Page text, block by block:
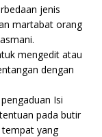
jenis
martabat orang
mengedit atau
dengan
Isi
pada butir
tempat yang